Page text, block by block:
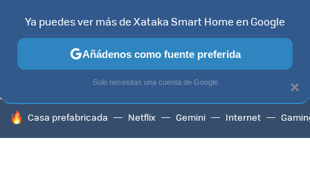
TELEVISORES CONTENIDOS SMART TV SELECCIÓN
HOY SE HABLA DE
Casa prefabricada Netflix Gemini Internet
×
Ya puedes ver más de Xataka Smart Home en Google
Añádenos como fuente preferida
Solo necesitas una cuenta de Google